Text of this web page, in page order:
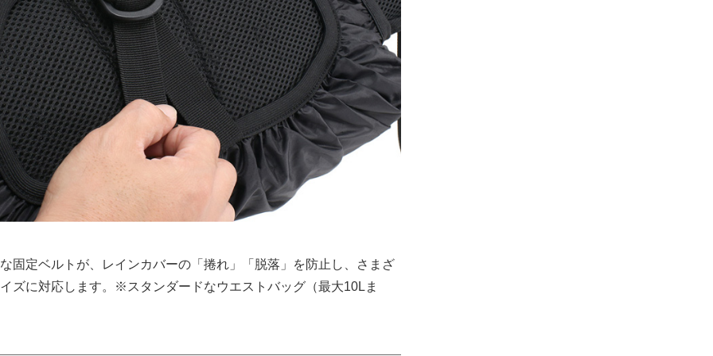
固定ベルトが、レインカバーの「捲れ」「脱落」を防止し、さまざ
ズに対応します。※スタンダードなウエストバッグ（最大10Lま